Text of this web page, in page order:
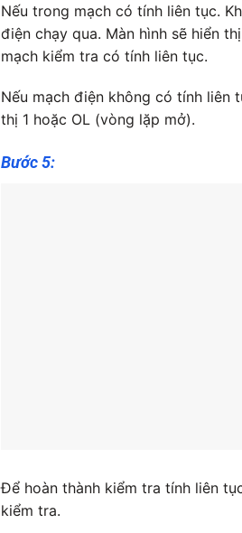
Nếu trong mạch có tính liên tục.
điện chạy qua. Màn hình sẽ hiển
mạch kiểm tra có tính liên tục.
Nếu mạch điện không có tính liên
thị 1 hoặc OL (vòng lặp mở).
Bước 5:
Để hoàn thành kiểm tra tính liên
kiểm tra.